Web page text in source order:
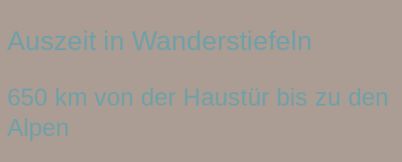
Auszeit in Wanderstiefeln
650 km von der Haustür bis zu den
Alpen